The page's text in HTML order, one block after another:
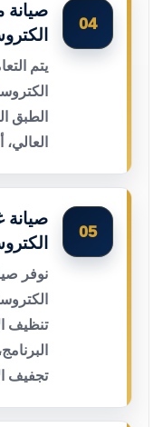
04
صيانة
يتم
الطبق
05
صيانة
نوفر
تنظيف
تجفيف